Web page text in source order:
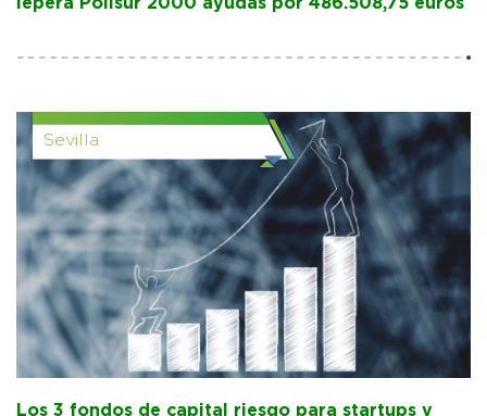
Sevilla
Los 3 fondos de capital riesgo para startups y